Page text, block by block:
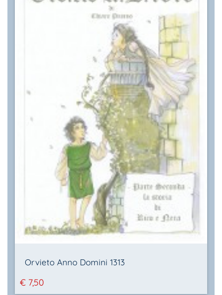
Orvieto Anno Domini 1313
€ 7,50